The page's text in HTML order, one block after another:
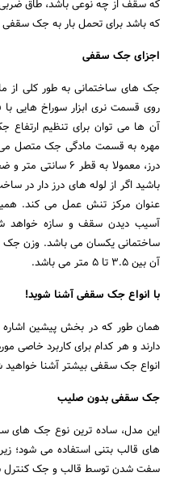
که سقف از چه نوعی باشد، طاق
که باشد برای تحمل بار به جک سقفی
اجزای جک سقفی
جک های ساختمانی به طور کلی از
آن ها می توان برای تنظیم
مهره به قسمت مادگی جک متصل
باشید اگر از لوله های درز دار در
عنوان مرکز تنش عمل می کند.
آسیب دیدن سقف و سازه خواهد
ساختمانی یکسان می باشد. وزن جک
آن بین 3.5 تا 5 متر می باشد.
با انواع جک سقفی آشنا شوید!
همان طور که در بخش پیشین
دارند و هر کدام برای کاربرد خاصی
انواع جک سقفی بیشتر آشنا
جک سقفی بدون صلیب
این مدل، ساده ترین نوع جک های
های قالب بتنی استفاده می شود؛
سفت شدن توسط قالب و جک کنترل